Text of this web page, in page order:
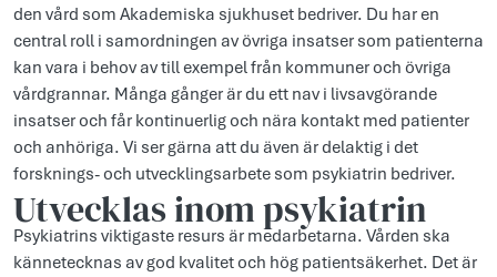
den vård som Akademiska sjukhuset bedriver. Du har en
central roll i samordningen av övriga insatser som patienterna
kan vara i behov av till exempel från kommuner och övriga
vårdgrannar. Många gånger är du ett nav i livsavgörande
insatser och får kontinuerlig och nära kontakt med patienter
och anhöriga. Vi ser gärna att du även är delaktig i det
forsknings- och utvecklingsarbete som psykiatrin bedriver.
Utvecklas inom psykiatrin
Psykiatrins viktigaste resurs är medarbetarna. Vården ska
kännetecknas av god kvalitet och hög patientsäkerhet. Det är